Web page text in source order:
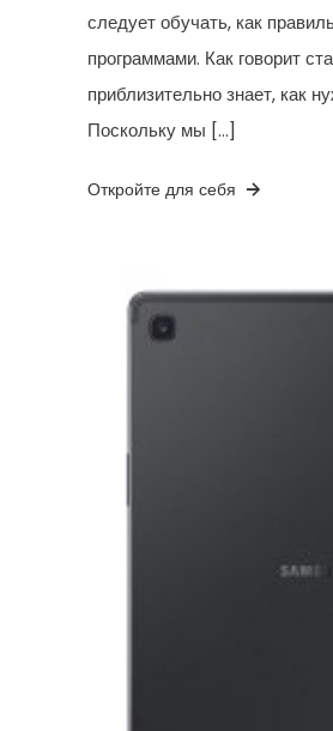
следует обучать, как
программами. Как говорит
приблизительно знает, как
Поскольку мы […]
Откройте для себя